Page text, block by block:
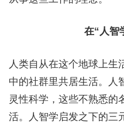
在“人智
人类自从在这个地球上生
中的社群里共居生活。人
灵性科学，这些不熟悉的
活。人智学启发之下的三